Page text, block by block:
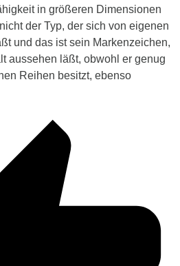
in größeren Dimensionen
der Typ, der sich von eigenen
und das ist sein Markenzeichen,
aussehen läßt, obwohl er genug
Reihen besitzt, ebenso